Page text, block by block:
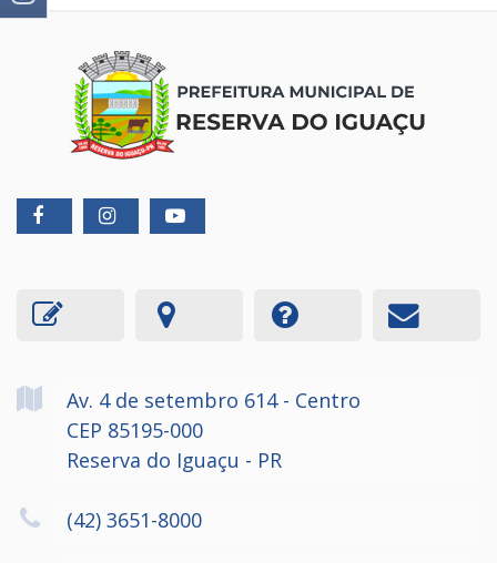
Av. 4 de setembro 614 - Centro
CEP 85195-000
Reserva do Iguaçu - PR
(42) 3651-8000